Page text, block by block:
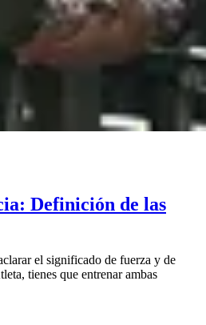
Definición de las
el significado de fuerza y de
tienes que entrenar ambas